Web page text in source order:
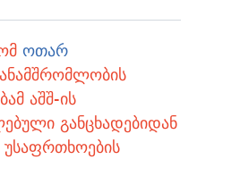
ოთარ
აშშ-ის
განცხადებიდან